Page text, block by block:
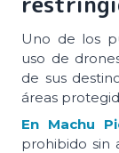
Uno de los
uso de
de sus
áreas
En Machu
prohibido sin